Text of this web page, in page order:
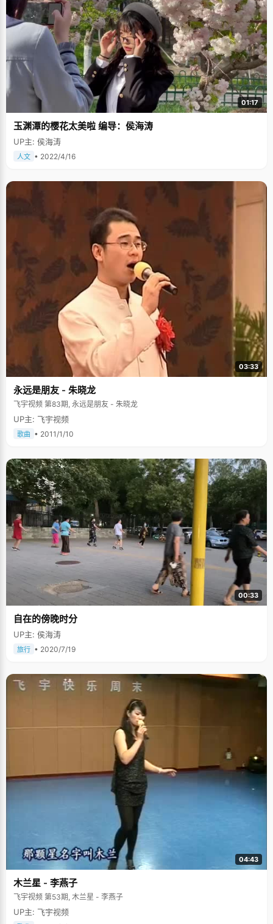
01:17
玉渊潭的樱花太美啦 编导：侯海涛
UP主: 侯海涛
人文 • 2022/4/16
03:33
永远是朋友 - 朱晓龙
飞宇视频 第83期, 永远是朋友 - 朱晓龙
UP主: 飞宇视频
歌曲 • 2011/1/10
00:33
自在的傍晚时分
UP主: 侯海涛
旅行 • 2020/7/19
04:43
木兰星 - 李燕子
飞宇视频 第53期, 木兰星 - 李燕子
UP主: 飞宇视频